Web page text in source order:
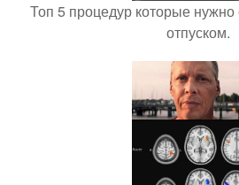
Топ 5 процедур которые нужно
отпуском.